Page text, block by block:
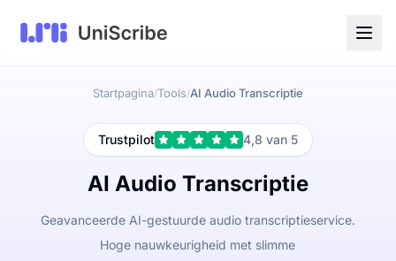
Startpagina/Tools/AI Audio Transcriptie
Trustpilot 4,8 van 5
AI Audio Transcriptie
Geavanceerde AI-gestuurde audio transcriptieservice.
Hoge nauwkeurigheid met slimme